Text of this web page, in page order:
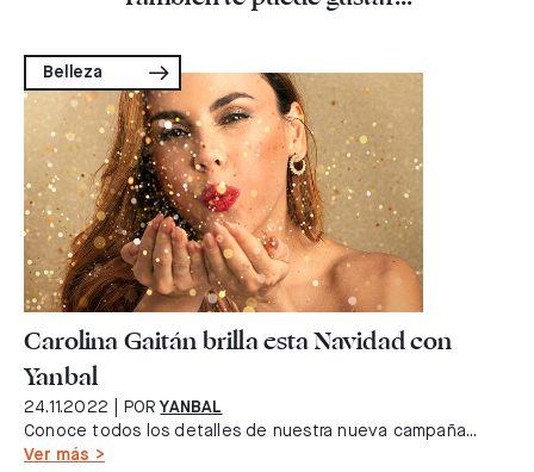
Belleza
Carolina Gaitán brilla esta Navidad con
Yanbal
24.11.2022 | POR YANBAL
Conoce todos los detalles de nuestra nueva campaña...
Ver más >